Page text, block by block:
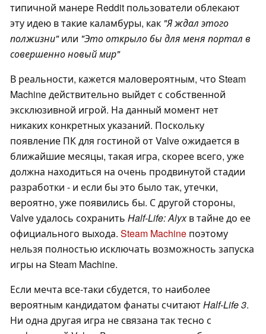
типичной манере Reddit пользователи облекают
эту идею в такие каламбуры, как "Я ждал этого
полжизни"или "Это открыло бы для меня портал в
совершенно новый мир"
В реальности, кажется маловероятным, что Steam
Machine действительно выйдет с собственной
эксклюзивной игрой. На данный момент нет
никаких конкретных указаний. Поскольку
появление ПК для гостиной от Valve ожидается в
ближайшие месяцы, такая игра, скорее всего, уже
должна находиться на очень продвинутой стадии
разработки - и если бы это было так, утечки,
вероятно, уже появились бы. С другой стороны,
Valve удалось сохранить Half-Life: Alyxв тайне до ее
официального выхода. Steam Machine поэтому
нельзя полностью исключать возможность запуска
игры на Steam Machine.
Если мечта все-таки сбудется, то наиболее
вероятным кандидатом фанаты считаютHalf-Life 3.
Ни одна другая игра не связана так тесно с